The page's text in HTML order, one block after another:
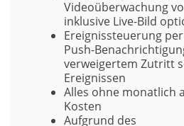
Videoüberwachung
inklusive Live-Bild
Ereignissteuerung
Push-
verweigertem Zutritt
Ereignissen
Alles ohne monatlich
Kosten
Aufgrund des